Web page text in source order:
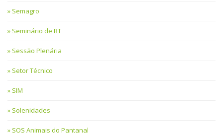
Semagro
Seminário de RT
Sessão Plenária
Setor Técnico
SIM
Solenidades
SOS Animais do Pantanal